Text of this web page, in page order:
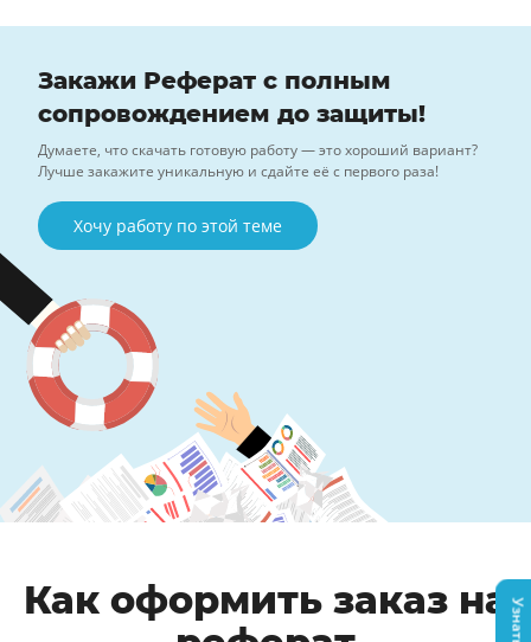
Закажи Реферат с полным
сопровождением до защиты!
Думаете, что скачать готовую работу — это хороший вариант?
Лучше закажите уникальную и сдайте её с первого раза!
Хочу работу по этой теме
Как оформить заказ на